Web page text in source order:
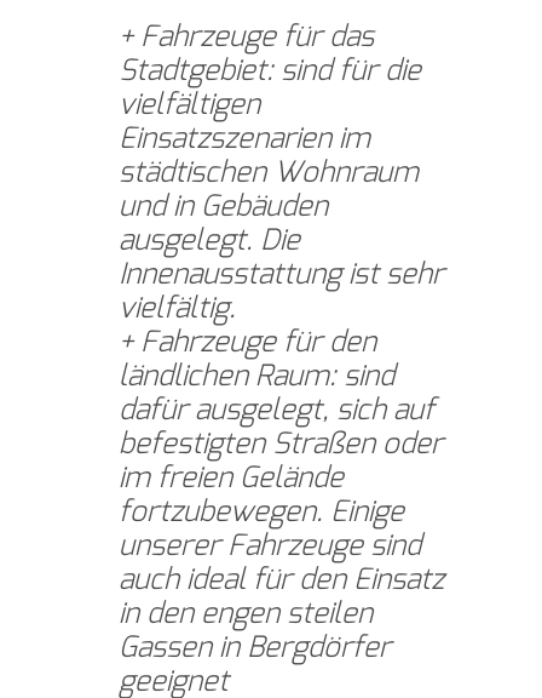
Fahrzeuge für das
Stadtgebiet: sind für die
vielfältigen
Einsatzszenarien im
städtischen Wohnraum
und in Gebäuden
ausgelegt. Die
Innenausstattung ist sehr
vielfältig.
Fahrzeuge für den
ländlichen Raum: sind
dafür ausgelegt, sich auf
befestigten Straßen oder
im freien Gelände
fortzubewegen. Einige
unserer Fahrzeuge sind
auch ideal für den Einsatz
in den engen steilen
Gassen in Bergdörfer
geeignet